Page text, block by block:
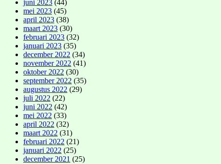
juni 2023 (44)
mei 2023 (45)
april 2023 (38)
maart 2023 (30)
februari 2023 (32)
januari 2023 (35)
december 2022 (34)
november 2022 (41)
oktober 2022 (30)
september 2022 (35)
augustus 2022 (29)
juli 2022 (22)
juni 2022 (42)
mei 2022 (33)
april 2022 (32)
maart 2022 (31)
februari 2022 (21)
januari 2022 (25)
december 2021 (25)